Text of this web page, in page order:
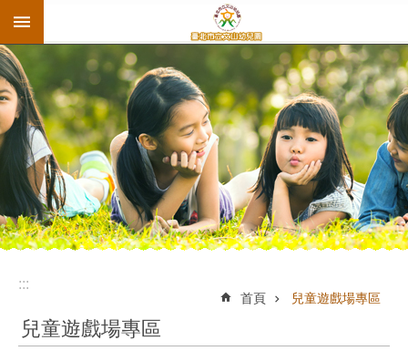
跳到主要內容區塊
:::
首頁 兒童遊戲場專區
兒童遊戲場專區